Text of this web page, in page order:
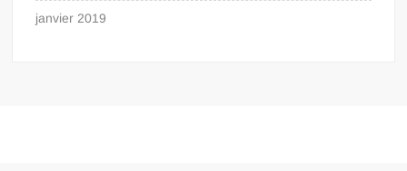
janvier 2019